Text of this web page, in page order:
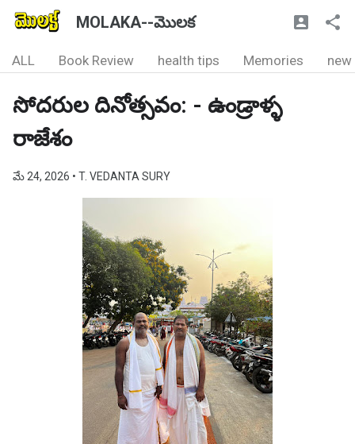
MOLAKA--మొలక
ALL Book Review health tips Memories new
సోదరుల దినోత్సవం: - ఉండ్రాళ్ళ
రాజేశం
మే 24, 2026 • T. VEDANTA SURY